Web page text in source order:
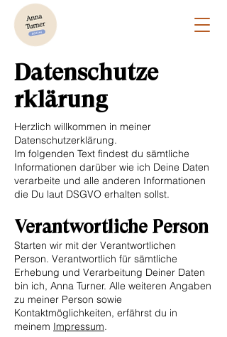
Datenschutze
rklärung
Herzlich willkommen in meiner
Datenschutzerklärung.
Im folgenden Text findest du sämtliche
Informationen darüber wie ich Deine Daten
verarbeite und alle anderen Informationen
die Du laut DSGVO erhalten sollst.
Verantwortliche Person
Starten wir mit der Verantwortlichen
Person. Verantwortlich für sämtliche
Erhebung und Verarbeitung Deiner Daten
bin ich, Anna Turner. Alle weiteren Angaben
zu meiner Person sowie
Kontaktmöglichkeiten, erfährst du in
meinem Impressum.